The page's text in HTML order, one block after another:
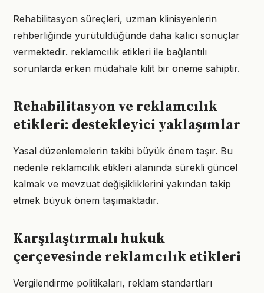
Rehabilitasyon süreçleri, uzman klinisyenlerin
rehberliğinde yürütüldüğünde daha kalıcı sonuçlar
vermektedir. reklamcılık etikleri ile bağlantılı
sorunlarda erken müdahale kilit bir öneme sahiptir.
Rehabilitasyon ve reklamcılık
etikleri: destekleyici yaklaşımlar
Yasal düzenlemelerin takibi büyük önem taşır. Bu
nedenle reklamcılık etikleri alanında sürekli güncel
kalmak ve mevzuat değişikliklerini yakından takip
etmek büyük önem taşımaktadır.
Karşılaştırmalı hukuk
çerçevesinde reklamcılık etikleri
Vergilendirme politikaları, reklam standartları